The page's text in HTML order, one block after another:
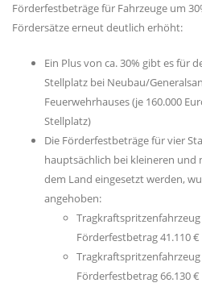
Förderfestbeträge für Fahrzeuge um
Fördersätze erneut deutlich erhöht:
Ein Plus von ca. 30% gibt es für
Stellplatz bei Neubau/
Feuerwehrhauses (je 160.000
Stellplatz)
Die Förderfestbeträge für vier
hauptsächlich bei kleineren
dem Land eingesetzt werden,
angehoben:
Förderfestbetrag 41.110
Tragkraftspritzenfahrzeug
Förderfestbetrag 66.130